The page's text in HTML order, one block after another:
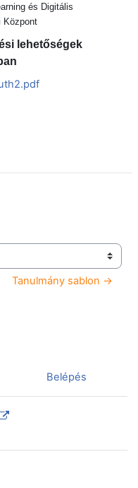
és Digitális
Központ
lehetőségek
Tanulmány sablon →
Belépés